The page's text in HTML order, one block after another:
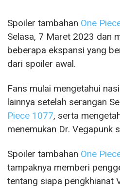
Spoiler tambahan One
Selasa, 7 Maret 2023 dan
beberapa ekspansi yang
dari spoiler awal.
Fans mulai mengetahui
lainnya setelah serangan
Piece 1077, serta
menemukan Dr. Vegapunk
Spoiler tambahan One
tampaknya memberi
tentang siapa pengkhianat